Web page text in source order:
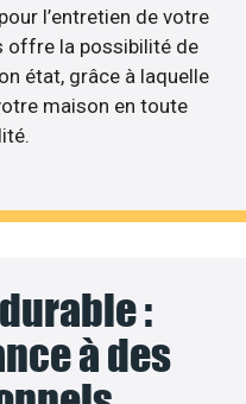
l’entretien de votre
offre la possibilité de
état, grâce à laquelle
maison en toute
:
à des